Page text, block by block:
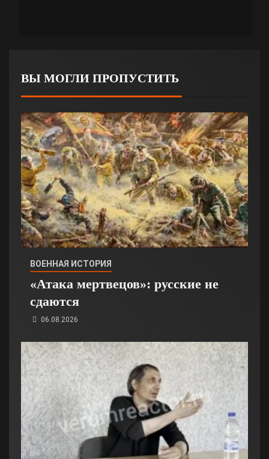
ВЫ МОГЛИ ПРОПУСТИТЬ
ВОЕННАЯ ИСТОРИЯ
«Атака мертвецов»: русские не
сдаются
06.08.2026